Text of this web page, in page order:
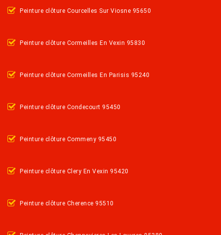
Peinture clôture Courcelles Sur Viosne 95650
Peinture clôture Cormeilles En Vexin 95830
Peinture clôture Cormeilles En Parisis 95240
Peinture clôture Condecourt 95450
Peinture clôture Commeny 95450
Peinture clôture Clery En Vexin 95420
Peinture clôture Cherence 95510